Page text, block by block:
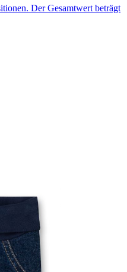
Der Gesamtwert beträgt